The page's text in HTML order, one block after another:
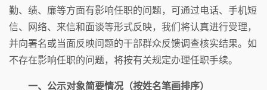
勤、绩、廉等方面有影响任职的问题，可通过电话、手机短
信、网络、来信和面谈等形式反映，我们将认真进行受理，
并向署名或当面反映问题的干部群众反馈调查核实结果。如
不存在影响任职的问题，将按有关规定办理任职手续。
一、公示对象简要情况（按姓名笔画排序）